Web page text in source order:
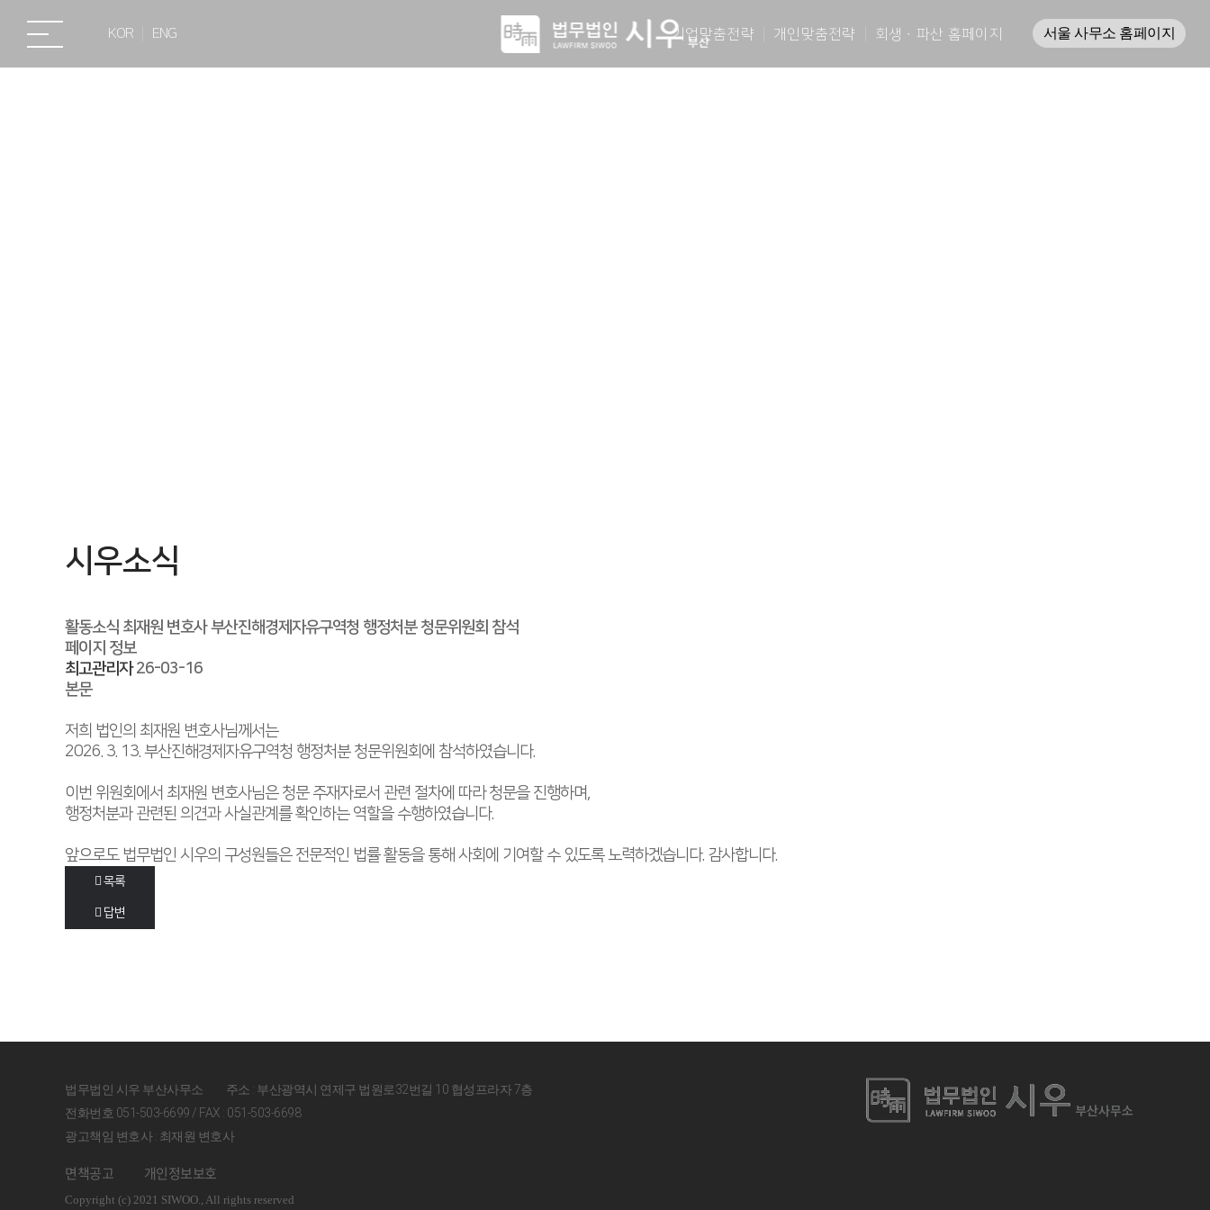
KOR ENG 기업맞춤전략 개인맞춤전략 회생ㆍ파산 홈페이지 서울 사무소 홈페이지
시우소식
활동소식 최재원 변호사 부산진해경제자유구역청 행정처분 청문위원회 참석
페이지 정보
최고관리자 26-03-16
본문
저희 법인의 최재원 변호사님께서는
2026. 3. 13. 부산진해경제자유구역청 행정처분 청문위원회에 참석하였습니다.
이번 위원회에서 최재원 변호사님은 청문 주재자로서 관련 절차에 따라 청문을 진행하며,
행정처분과 관련된 의견과 사실관계를 확인하는 역할을 수행하였습니다.
앞으로도 법무법인 시우의 구성원들은 전문적인 법률 활동을 통해 사회에 기여할 수 있도록 노력하겠습니다. 감사합니다.
목록
답변
법무법인 시우 부산사무소
주소 : 부산광역시 연제구 법원로32번길 10 협성프라자 7층
전화번호 051-503-6699 / FAX : 051-503-6698
광고책임 변호사 : 최재원 변호사
Copyright (c) 2021 SIWOO., All rights reserved
면책공고 개인정보보호